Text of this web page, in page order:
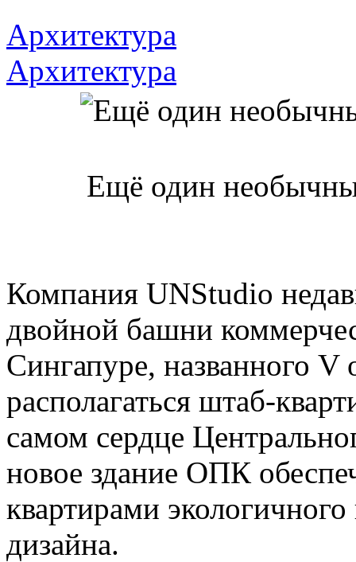
Архитектура
Архитектура
Ещё один
Компания UNStudio
двойной башни
Сингапуре, названного
располагаться штаб-
самом сердце
новое здание ОПК
квартирами
дизайна.